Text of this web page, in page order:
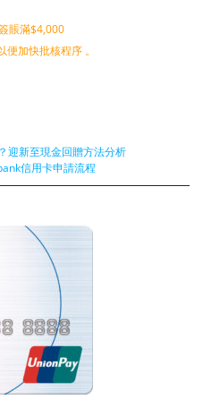
賬滿$4,000
加快批核程序 。
迎新至現金回贈方法分析
信用卡申請流程